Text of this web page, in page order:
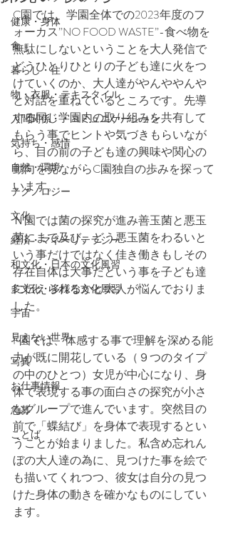
健康・身体
食
暮らし・住
物・衣服・テキスタイル
人間関係・・コミュニケーション
気持ち・感情
自然・環境
テクノロジー
文化
経済・マネーリテラシー
和文化・日本の文化風習
多文化・多様な文化風習
宇宙
見えない世界
写真
お仕事情報
急募
ことば
C園では、学園全体での2023年度のフ
ォーカス”NO FOOD WASTE”-食べ物を
無駄にしないということを大人発信で
どうひとりひとりの子ども達に火をつ
けていくのか、大人達がやんややんや
と対話を重ねているところです。先導
する同じ学園内の取り組みを共有して
もらう事でヒントや気づきもらいなが
ら、目の前の子ども達の興味や関心の
動向を見ながらC園独自の歩みを探って
います。
Ｎ園では菌の探究が進み善玉菌と悪玉
菌にまで及び、どう悪玉菌をわるいと
いう事だけではなく佳き働きもしその
存在自体は大事だという事を子ども達
に伝えられるかと大人が悩んでおりま
した。
F園では、体感する事で理解を深める能
力が既に開花している（９つのタイプ
の中のひとつ）女児が中心になり、身
体で表現する事の面白さの探究が小さ
なグループで進んでいます。突然目の
前で「蝶結び」を身体で表現するとい
うことが始まりました。私含め忘れん
ぼの大人達の為に、見つけた事を絵で
も描いてくれつつ、彼女は自分の見つ
けた身体の動きを確かなものにしてい
ます。